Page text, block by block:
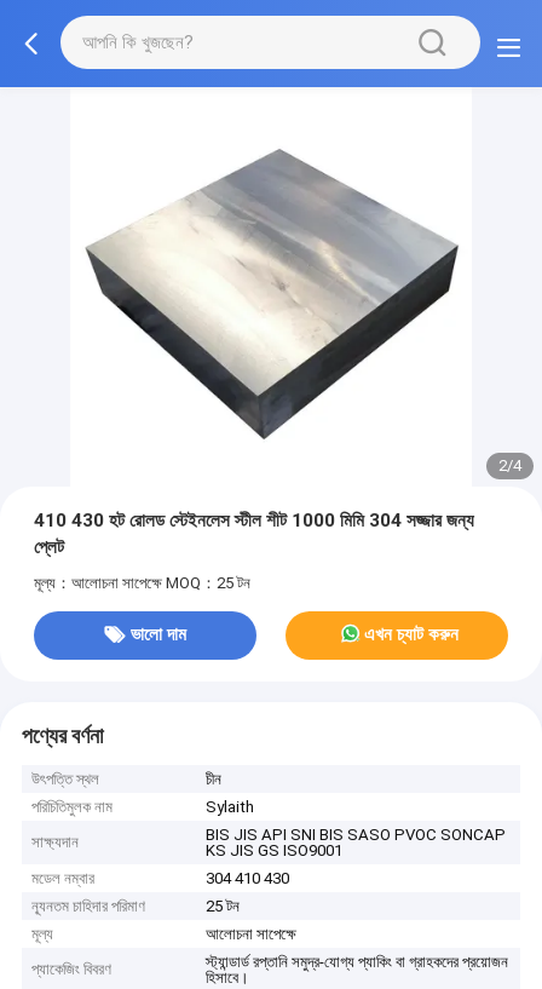
2/4
410 430 হট রোলড স্টেইনলেস স্টীল শীট 1000 মিমি 304 সজ্জার জন্য
প্লেট
মূল্য：আলোচনা সাপেক্ষে MOQ：25 টন
ভালো দাম এখন চ্যাট করুন
পণ্যের বর্ণনা
উৎপত্তি স্থল
চীন
পরিচিতিমুলক নাম
Sylaith
সাক্ষ্যদান
BIS JIS API SNI BIS SASO PVOC SONCAP
KS JIS GS ISO9001
মডেল নম্বার
304 410 430
ন্যূনতম চাহিদার পরিমাণ
25 টন
মূল্য
আলোচনা সাপেক্ষে
প্যাকেজিং বিবরণ
স্ট্যান্ডার্ড রপ্তানি সমুদ্র-যোগ্য প্যাকিং বা গ্রাহকদের প্রয়োজন
হিসাবে।